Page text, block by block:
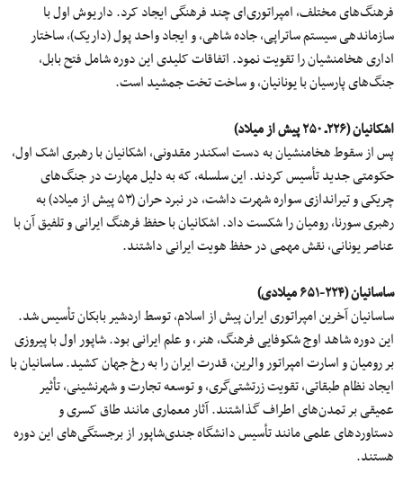
فرهنگ‌های مختلف، امپراتوری‌ای چند فرهنگى ایجاد کرد. داریوش اول با
سازماندهی سیستم ساتراپی، جاده شاهی، و ایجاد واحد پول (داریک)، ساختار
اداری هخامنشیان را تقویت نمود. اتفاقات کلیدی این دوره شامل فتح بابل،
جنگ‌های پارسیان با یونانیان، و ساخت تخت جمشید است.
اشکانیان (٢٢۶ـ ٢۵٠ پیش از میلاد)
پس از سقوط هخامنشیان به دست اسکندر مقدونی، اشکانیان با رهبری اشک اول،
حکومتی جدید تأسیس کردند. این سلسله، که به دلیل مهارت در جنگ‌های
چریکی و تیراندازی سواره شهرت داشت، در نبرد حران (۵۳ پیش از میلاد) به
رهبری سورنا، رومیان را شکست داد. اشکانیان با حفظ فرهنگ ایرانی و تلفیق آن با
عناصر یونانی، نقش مهمی در حفظ هویت ایرانی داشتند.
ساسانیان (۲۲۴-۶۵۱ میلادی)
ساسانیان آخرین امپراتوری ایران پیش از اسلام، توسط اردشیر بابکان تأسیس شد.
این دوره شاهد اوج شکوفایی فرهنگ، هنر، و علم ایرانی بود. شاپور اول با پیروزی
بر رومیان و اسارت امپراتور والرین، قدرت ایران را به رخ جهان کشید. ساسانیان با
ایجاد نظام طبقاتی، تقویت زرتشتی‌گری، و توسعه تجارت و شهرنشینی، تأثیر
عمیقی بر تمدن‌های اطراف گذاشتند. آثار معماری مانند طاق کسری و
دستاوردهای علمی مانند تأسیس دانشگاه جندی‌شاپور از برجستگی‌های این دوره
هستند.